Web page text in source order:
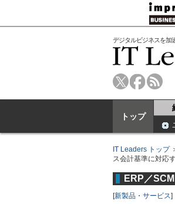
デジタルビジネスを加
トップ
IT Leaders トップ
ス会計基準に対応
ERP／SCM
[新製品・サービス]